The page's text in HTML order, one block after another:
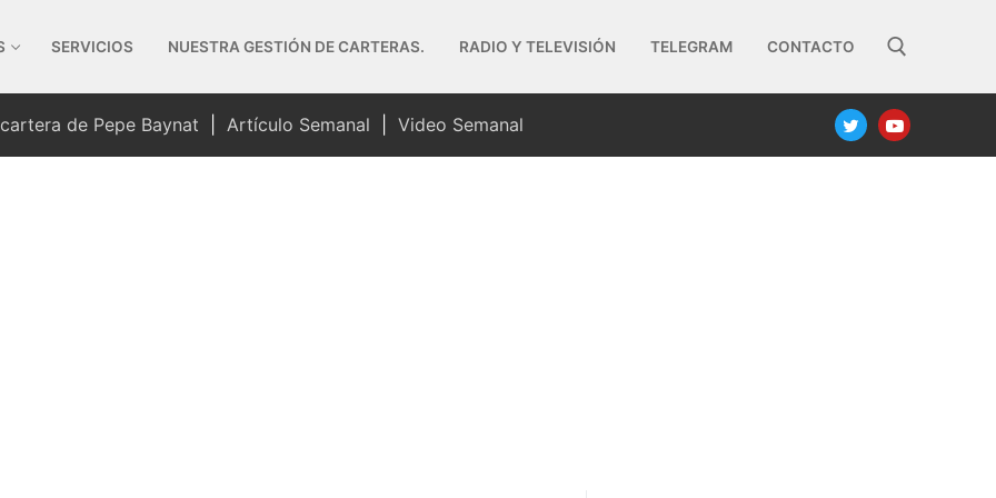
SERVICIOS NUESTRA GESTIÓN DE CARTERAS. RADIO Y TELEVISIÓN TELEGRAM CONTACTO
de Pepe Baynat Artículo Semanal Video Semanal